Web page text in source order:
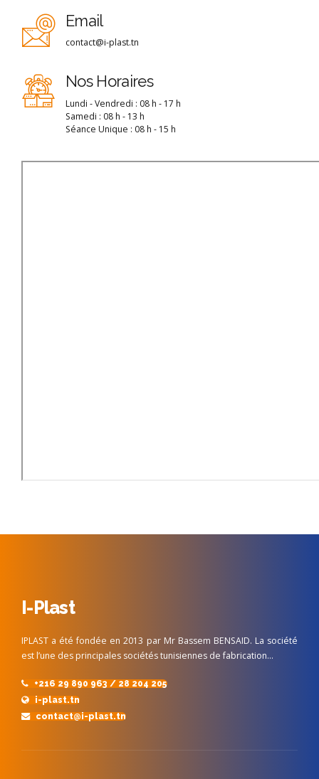
Email
contact@i-plast.tn
Nos Horaires
Lundi - Vendredi : 08 h - 17 h
Samedi : 08 h - 13 h
Séance Unique : 08 h - 15 h
I-Plast
IPLAST a été fondée en 2013 par Mr Bassem BENSAID. La société
est l’une des principales sociétés tunisiennes de fabrication…
+216 29 890 963 / 28 204 205
i-plast.tn
contact@i-plast.tn